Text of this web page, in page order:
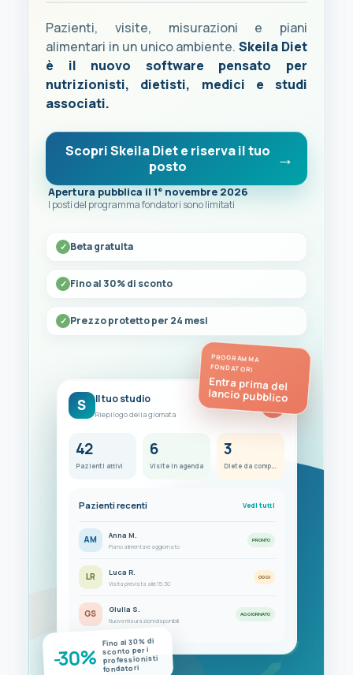
Pazienti, visite, misurazioni e piani
alimentari in un unico ambiente.Skeila Diet
è il nuovo software pensato per
nutrizionisti, dietisti, medici e studi
associati.
Scopri Skeila Diet e riserva il tuo
posto
Apertura pubblica il 1° novembre 2026
I posti del programma fondatori sono limitati
Beta gratuita
Fino al 30% di sconto
Prezzo protetto per 24 mesi
PROGRAMMA
FONDATORI
Entra prima del
lancio pubblico
S Il tuo studio
Riepilogo della giornata
FC
42
Pazienti attivi
6
Visite in agenda
3
Pazienti recenti Vedi tutti
AM Anna M.
Piano alimentare aggiornato
PRONTO
LR Luca R.
Visita prevista alle 15:30
OGGI
GS Giulia S.
Nuove misurazioni disponibili
AGGIORNATO
-30%
Fino al 30% di
sconto per i
professionisti
fondatori